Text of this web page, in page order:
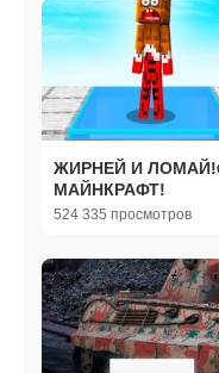
ЖИРНЕЙ И
МАЙНКРАФТ!
524 335 просмотров